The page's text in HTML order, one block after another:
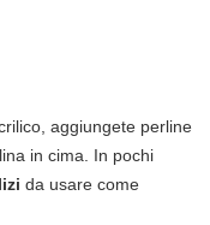
aggiungete perline
in cima. In pochi
da usare come